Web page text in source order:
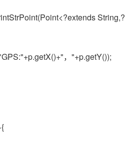
String,?
，"+p.getY());